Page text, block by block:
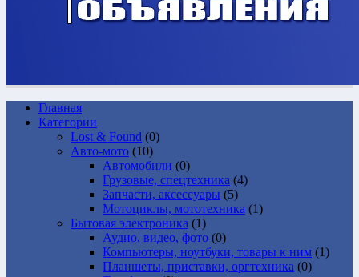
Главная
Категории
Lost & Found (0)
Авто-мото (10)
Автомобили (0)
Грузовые, спецтехника (4)
Запчасти, аксессуары (5)
Мотоциклы, мототехника (1)
Бытовая электроника (1)
Аудио, видео, фото (0)
Компьютеры, ноутбуки, товары к ним (1)
Планшеты, приставки, оргтехника (0)